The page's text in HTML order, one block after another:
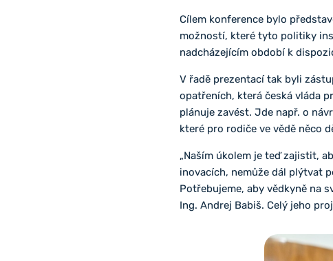
Cílem konference bylo
možností, které tyto politiky
nadcházejícím období k
V řadě prezentací tak byli
opatřeních, která česká vláda
plánuje zavést. Jde např. o
které pro rodiče ve vědě něco
„Naším úkolem je teď zajistit,
inovacích, nemůže dál plýtvat
Potřebujeme, aby vědkyně na
Ing. Andrej Babiš. Celý jeho